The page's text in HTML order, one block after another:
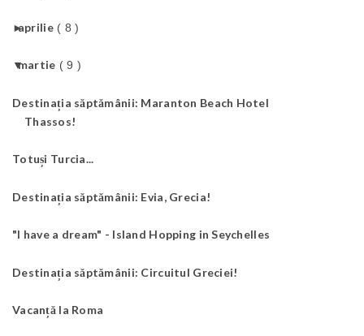
►
aprilie ( 8 )
▼
martie ( 9 )
Destinația săptămânii: Maranton Beach Hotel
Thassos!
Totuși Turcia...
Destinația săptămânii: Evia, Grecia!
"I have a dream" - Island Hopping in Seychelles
Destinația săptămânii: Circuitul Greciei!
Vacanță la Roma